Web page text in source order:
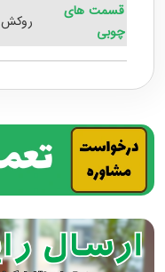
قسمت های
چوبی
روکش MDF (ضد خش و ضد آب)